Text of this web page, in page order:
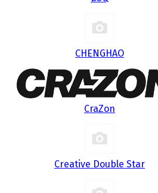
CHENGHAO
CraZon
Creative Double Star